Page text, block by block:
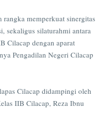
memperkuat sinergitas
sekaligus silaturahmi antara
Cilacap dengan aparat
Pengadilan Negeri Cilacap
Cilacap didampingi oleh
IIB Cilacap, Reza Ibnu